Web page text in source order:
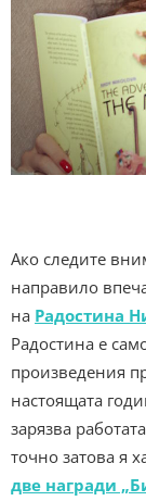
Ако следите
направило
на Радостина
Радостина е
произведения
настоящата
зарязва
точно затова я
две награди